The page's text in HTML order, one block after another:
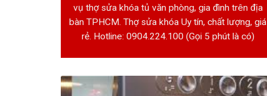
vụ thợ sửa khóa tủ văn phòng, gia đình trên địa
bàn TPHCM. Thợ sửa khóa Uy tín, chất lượng, giá
rẻ. Hotline: 0904.224.100(Gọi 5 phút là có)